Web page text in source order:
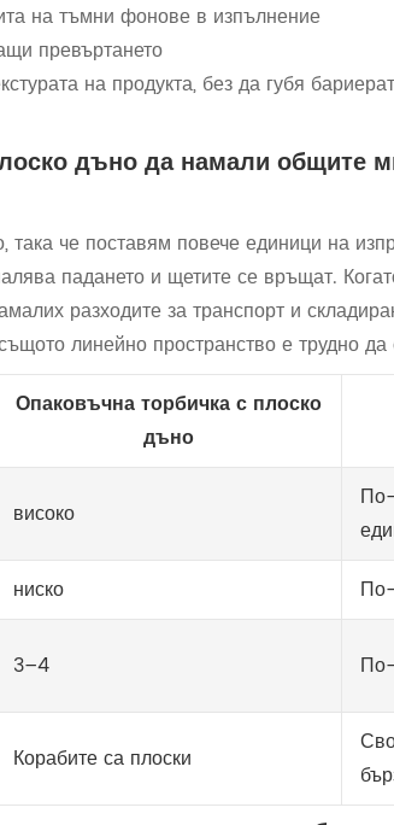
на тъмни фонове в изпълнение
превъртането
на продукта, без да губя
дъно да намали общите
така че поставям повече единици на
падането и щетите се връщат.
разходите за транспорт и
линейно пространство е трудно
Опаковъчна торбичка с плоско
дъно
високо
ниско
3–4
Корабите са плоски